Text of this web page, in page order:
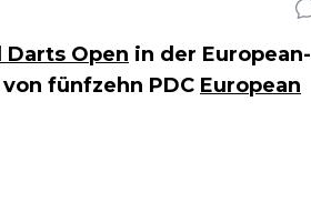
Open in der European-
fünfzehn PDC European